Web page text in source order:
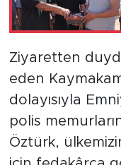
Ziyaretten
eden
dolayısıyla
polis
Öztürk,
Yerel